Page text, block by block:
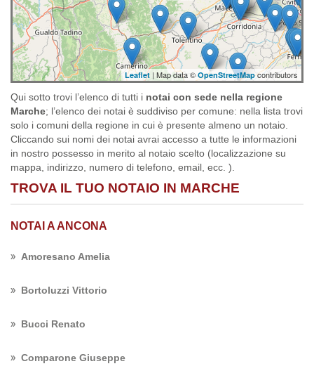
Leaflet | Map data © OpenStreetMapcontributors
Qui sotto trovi l’elenco di tutti i notai con sede nella regione
Marche; l’elenco dei notai è suddiviso per comune: nella lista trovi
solo i comuni della regione in cui è presente almeno un notaio.
Cliccando sui nomi dei notai avrai accesso a tutte le informazioni
in nostro possesso in merito al notaio scelto (localizzazione su
mappa, indirizzo, numero di telefono, email, ecc. ).
TROVA IL TUO NOTAIO IN MARCHE
NOTAI A ANCONA
Amoresano Amelia
Bortoluzzi Vittorio
Bucci Renato
Comparone Giuseppe